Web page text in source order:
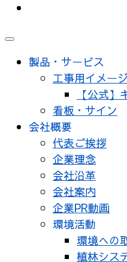
製品・サービス
工事用イメー
【公式】
看板・サイン
会社概要
代表ご挨拶
企業理念
会社沿革
会社案内
企業PR動画
環境活動
環境への
植林シス